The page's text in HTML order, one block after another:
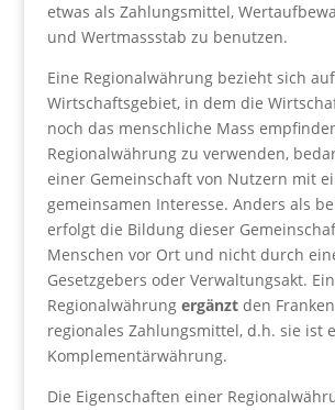
etwas als Zahlungsmittel,
und Wertmassstab zu benutzen.
Eine Regionalwährung bezieht sich
Wirtschaftsgebiet, in dem die
noch das menschliche Mass
Regionalwährung zu verwenden,
einer Gemeinschaft von Nutzern mit
gemeinsamen Interesse. Anders als
erfolgt die Bildung dieser
Menschen vor Ort und nicht durch
Gesetzgebers oder Verwaltungsakt.
Regionalwährung ergänztden
regionales Zahlungsmittel, d.h. sie ist
Komplementärwährung.
Die Eigenschaften einer